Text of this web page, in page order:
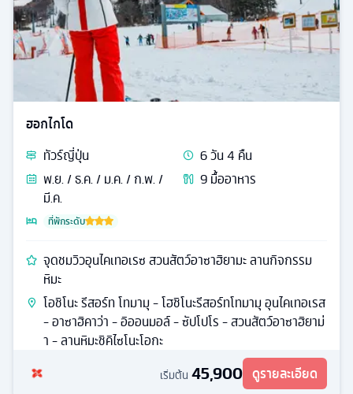
ฮอกไกโด
ทัวร์ญี่ปุ่น 6วัน4 คืน
พ.ย. / ธ.ค. / ม.ค. / ก.พ. /
มี.ค.
9มื้ออาหาร
ที่พักระดับ
จุดชมวิวอุนไคเทอเรซ สวนสัตว์อาซาฮิยามะ ลานกิจกรรม
หิมะ
โอชิโนะ รีสอร์ท โทมามุ - โฮชิโนะรีสอร์ทโทมามุ อุนไคเทอเรส
- อาซาฮิคาว่า - อิออนมอล์ - ซัปโปโร - สวนสัตว์อาซาฮิยาม่
า - ลานหิมะชิคิไซโนะโอกะ
เริ่มต้น 45,900 ดูรายละเอียด